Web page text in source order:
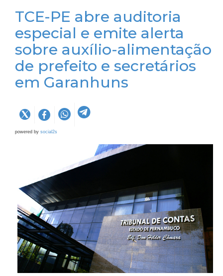
TCE-PE abre auditoria
especial e emite alerta
sobre auxílio-alimentação
de prefeito e secretários
em Garanhuns
powered by social2s